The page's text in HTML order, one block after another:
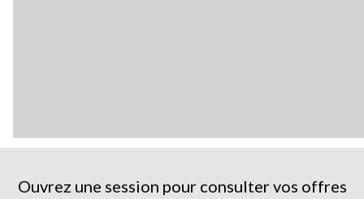
Ouvrez une session pour consulter vos offres